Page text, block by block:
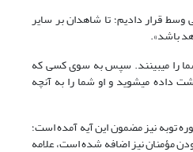
وسط قرار دادیم؛ تا شاهدان بر سایر
باشد».
را می‏بینند. سپس به سوی کسی که
داده می‏شوید و او شما را به آنچه
است در آیه 105 سوره توبه نیز مضمون این آیه آمده است؛
مؤمنان نیز اضافه شده است، علامه